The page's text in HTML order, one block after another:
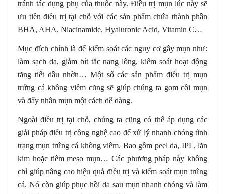
tránh tác dụng phụ của thuốc này. Điều trị mụn lúc này sẽ
ưu tiên điều trị tại chỗ với các sản phẩm chứa thành phần
BHA, AHA, Niacinamide, Hyaluronic Acid, Vitamin C…
Mục đích chính là để kiểm soát các nguy cơ gây mụn như:
làm sạch da, giảm bít tắc nang lông, kiểm soát hoạt động
tăng tiết dầu nhờn… Một số các sản phẩm điều trị mụn
trứng cá không viêm cũng sẽ giúp chúng ta gom cồi mụn
và đẩy nhân mụn một cách dễ dàng.
Ngoài điều trị tại chỗ, chúng ta cũng có thể áp dụng các
giải pháp điều trị công nghệ cao để xử lý nhanh chóng tình
trạng mụn trứng cá không viêm. Bao gồm peel da, IPL, lăn
kim hoặc tiêm meso mụn… Các phương pháp này không
chỉ giúp nâng cao hiệu quả điều trị và kiểm soát mụn trứng
cá. Nó còn giúp phục hồi da sau mụn nhanh chóng và làm